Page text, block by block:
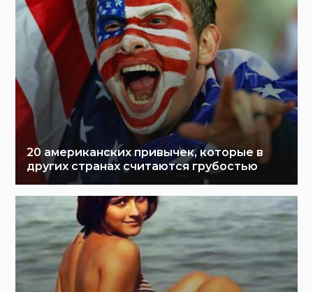
20 американских привычек, которые в
других странах считаются грубостью